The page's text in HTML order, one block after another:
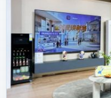
时尚饰家
家具知识
家装攻略